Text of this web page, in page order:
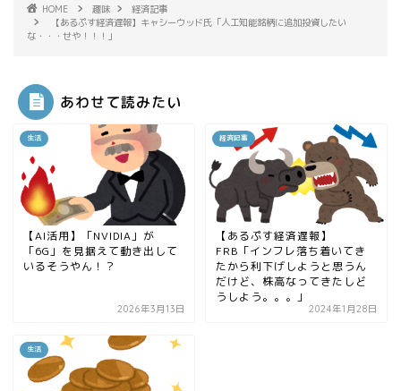
HOME 趣味
経済記事
【あるぷす経済遅報】キャシーウッド氏「人工知能銘柄に追加投資したい
な・・・せや！！！」
あわせて読みたい
生活
【AI活用】「NVIDIA」が
「6G」を見据えて動き出して
いるそうやん！？
2026年3月13日
経済記事
【あるぷす経済遅報】
FRB「インフレ落ち着いてき
たから利下げしようと思うん
だけど、株高なってきたしど
うしよう。。。」
2024年1月28日
生活